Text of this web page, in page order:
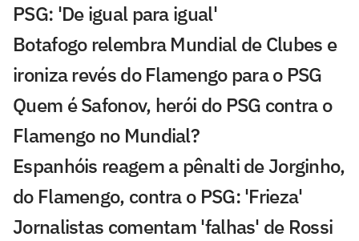
PSG: 'De igual para igual'
Botafogo relembra Mundial de Clubes e
ironiza revés do Flamengo para o PSG
Quem é Safonov, herói do PSG contra o
Flamengo no Mundial?
Espanhóis reagem a pênalti de Jorginho,
do Flamengo, contra o PSG: 'Frieza'
Jornalistas comentam 'falhas' de Rossi